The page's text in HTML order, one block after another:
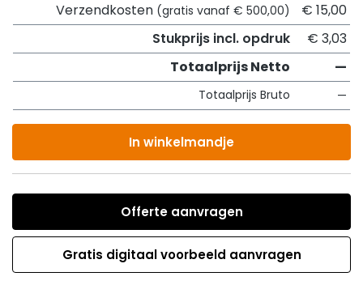
Verzendkosten (gratis vanaf € 500,00)
€ 15,00
Stukprijs incl. opdruk
€ 3,03
Totaalprijs Netto
—
Totaalprijs Bruto —
In winkelmandje
Offerte aanvragen
Gratis digitaal voorbeeld aanvragen